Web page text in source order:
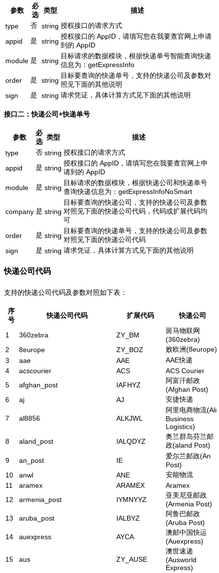
参数
必
选
类型
描述
type
否 string 授权接口的请求方式
appid
是 string
授权接口的 AppID，请填写您在我要查官网上申请
到的 AppID
module 是 string
目标请求的数据模块，根据快递单号智能查询快递
信息为：getExpressInfo
order
是 string
目标要查询的快递单号，支持的快递公司及参数对
照见下面的其他说明
sign
是 string 请求凭证，具体计算方式见下面的其他说明
接口二：快递公司+快递单号
参数
必
选
类型
描述
type
否 string 授权接口的请求方式
appid
是 string
授权接口的 AppID，请填写您在我要查官网上申
请到的 AppID
module
是 string
目标请求的数据模块，根据快递公司和快递单号
查询快递信息为：getExpressInfoNoSmart
company 是 string
目标要查询的快递公司，支持的快递公司及参数
对照见下面的快递公司代码，代码或扩展代码均
可
order
是 string
目标要查询的快递单号，支持的快递公司及参数
对照见下面的快递公司代码
sign
是 string 请求凭证，具体计算方式见下面的其他说明
快递公司代码
支持的快递公司代码及参数对照如下表：
序
号
快递公司代码 扩展代码 快递公司
1 360zebra ZY_BM
斑马物联网
(360zebra)
2
8europe ZY_BOZ
败欧洲(8europe)
3
aae AAE
AAE快递
4
acscourier ACS
ACS Courier
5
afghan_post IAFHYZ
阿富汗邮政
(Afghan Post)
6
aj AJ 安捷快递
7 al8856 ALKJWL
阿里电商物流(Ali
Business
Logistics)
8
aland_post IALQDYZ
奥兰群岛芬兰邮
政(aland Post)
9
an_post IE
爱尔兰邮政(An
Post)
10
anwl ANE
安能物流
11
aramex ARAMEX
Aramex
12
armenia_post IYMNYYZ
亚美尼亚邮政
(Armenia Post)
13
aruba_post IALBYZ
阿鲁巴邮政
(Aruba Post)
14
auexpress AYCA
澳邮中国快运
(Auexpress)
15 aus ZY_AUSE
澳世速递
(Ausworld
Express)